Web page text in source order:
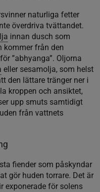
naturliga fetter
överdriva tvättandet.
innan dusch som
kommer från den
”abhyanga”. Oljorna
eller sesamolja, som helst
den lättare tränger ner i
kroppen och ansiktet,
upp smuts samtidigt
från vattnets
fiender som påskyndar
gör huden torrare. Det är
exponerade för solens